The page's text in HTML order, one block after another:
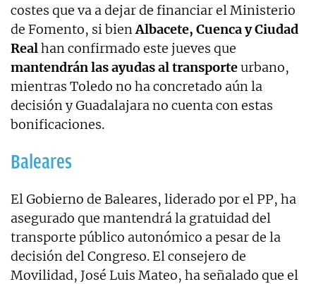
costes que va a dejar de financiar el Ministerio
de Fomento, si bienAlbacete, Cuenca y Ciudad
Realhan confirmado este jueves que
mantendrán las ayudas al transporteurbano,
mientras Toledo no ha concretado aún la
decisión y Guadalajara no cuenta con estas
bonificaciones.
Baleares
El Gobierno de Baleares, liderado por el PP, ha
asegurado que mantendrá la gratuidad del
transporte público autonómico a pesar de la
decisión del Congreso. El consejero de
Movilidad, José Luis Mateo, ha señalado que el